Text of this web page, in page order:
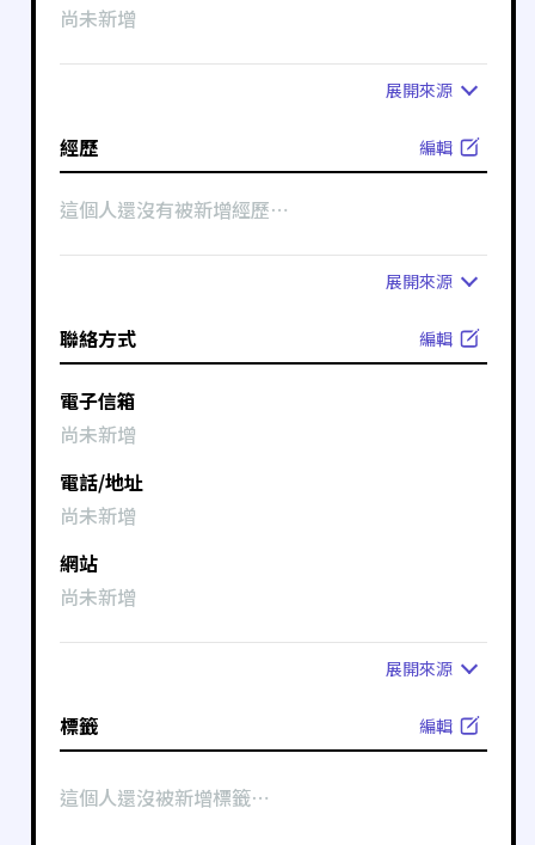
尚未新增
展開來源
經歷 編輯
這個人還沒有被新增經歷⋯
展開來源
聯絡方式 編輯
電子信箱
尚未新增
電話/地址
尚未新增
網站
尚未新增
展開來源
標籤 編輯
這個人還沒被新增標籤⋯